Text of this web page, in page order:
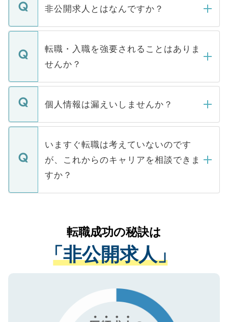
登録内容を確認し、その後メールもしくは
ます。通常、5営業日以内にはご連絡をせて
いただきますので、しばらくお待ちくださ
い。
非公開求人とはなんですか？
マイナビDOCTORで取り扱っている求人の
うち約3割は、Webサイトからご覧いただ
けない「非公開求人」です。非公開求人は
下記の理由によって、一般には公開してい
ません。
■応募殺到を避けるため 人気のある医療機
関を公にしてしまうと、応募が殺到する場
に、医療機関が求める条件に合った人材の
みを人材紹介会社に依頼するケースが増え
ています。
転職・入職を強要されることはありま
せんか？
転職・入職を強要することは一切ありませ
ん。また、仮に応募先から内定をいただい
定を承諾する必要はありません。内定先へ
の辞退の連絡はキャリアパートナーが行い
ますので、ご安心ください。
個人情報は漏えいしませんか？
個人情報が漏えいすることはありませんの
で、ご安心ください。当サイトからの登録
などで収集したご登録者様の個人情報は、
ご本人のキャリアアップおよび転職活動の
支援を目的に使用いたします。お預かりし
ているすべての個人データはご本人の許可
は、個人情報の取り扱いについての厳密な
管理基準を満たした事業者のみに付与され
る、プライバシーマークを取得済みです。
ご登録いただいた個人情報は、SSL（デー
で、機密保持に関してもご安心ください。
いますぐ転職は考えていないのです
が、これからのキャリアを相談できま
すか？
かがいして、現在の医療機関の状況や紹介
経験をまじえながら、適切なアドバイスを
させていただきます。すぐにご転職をされ
ない方には、長期的なサポートが可能です
ので、まずはご登録ください。
転職成功の秘訣は
「非公開求人」